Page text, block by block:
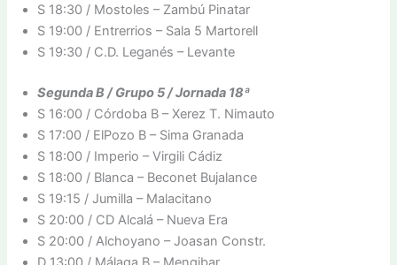
S 18:30 / Mostoles – Zambú Pinatar
S 19:00 / Entrerrios – Sala 5 Martorell
S 19:30 / C.D. Leganés – Levante
Segunda B / Grupo 5 / Jornada 18ª
S 16:00 / Córdoba B – Xerez T. Nimauto
S 17:00 / ElPozo B – Sima Granada
S 18:00 / Imperio – Virgili Cádiz
S 18:00 / Blanca – Beconet Bujalance
S 19:15 / Jumilla – Malacitano
S 20:00 / CD Alcalá – Nueva Era
S 20:00 / Alchoyano – Joasan Constr.